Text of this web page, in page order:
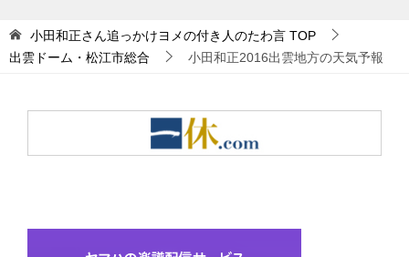
小田和正さん追っかけヨメの付き人のたわ言 TOP
出雲ドーム・松江市総合
小田和正2016出雲地方の天気予報